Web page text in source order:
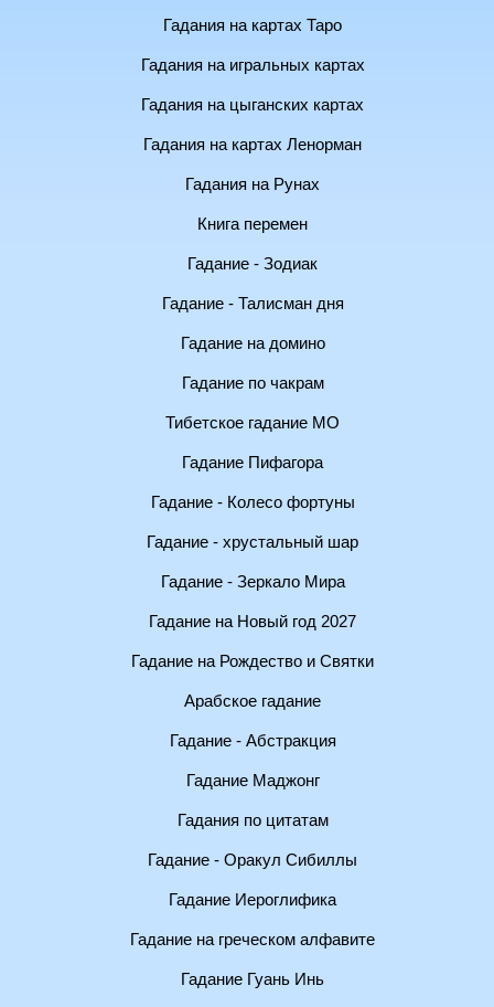
Гадания на картах Таро
Гадания на игральных картах
Гадания на цыганских картах
Гадания на картах Ленорман
Гадания на Рунах
Книга перемен
Гадание - Зодиак
Гадание - Талисман дня
Гадание на домино
Гадание по чакрам
Тибетское гадание МО
Гадание Пифагора
Гадание - Колесо фортуны
Гадание - хрустальный шар
Гадание - Зеркало Мира
Гадание на Новый год 2027
Гадание на Рождество и Святки
Арабское гадание
Гадание - Абстракция
Гадание Маджонг
Гадания по цитатам
Гадание - Оракул Сибиллы
Гадание Иероглифика
Гадание на греческом алфавите
Гадание Гуань Инь